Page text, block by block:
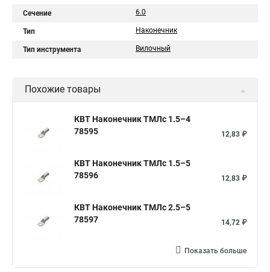
Сечение 6.0
Тип Наконечник
Тип инструмента Вилочный
Похожие товары
КВТ Наконечник ТМЛс 1.5–4
78595
12,83 ₽
КВТ Наконечник ТМЛс 1.5–5
78596
12,83 ₽
КВТ Наконечник ТМЛс 2.5–5
78597
14,72 ₽
Показать больше